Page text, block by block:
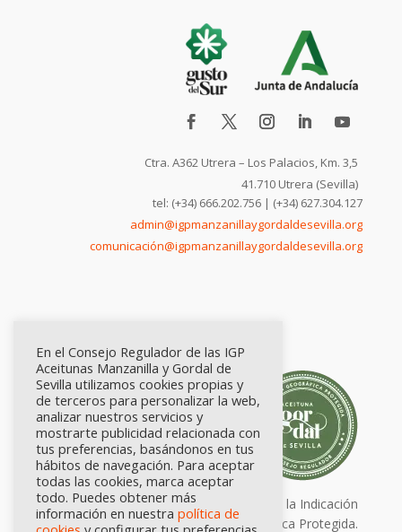
Ctra. A362 Utrera – Los Palacios, Km. 3,5
41.710 Utrera (Sevilla)
tel: (+34) 666.202.756 | (+34) 627.304.127
admin@igpmanzanillaygordaldesevilla.org
comunicación@igpmanzanillaygordaldesevilla.org
Calidad certificada por Origen. Sellos de la Indicación
Geográfica Protegida.
En el Consejo Regulador de las IGP
Aceitunas Manzanilla y Gordal de
Sevilla utilizamos cookies propias y
de terceros para personalizar la web,
analizar nuestros servicios y
mostrarte publicidad relacionada con
tus preferencias, basándonos en tus
hábitos de navegación. Para aceptar
todas las cookies, marca aceptar
todo. Puedes obtener más
información en nuestra política de